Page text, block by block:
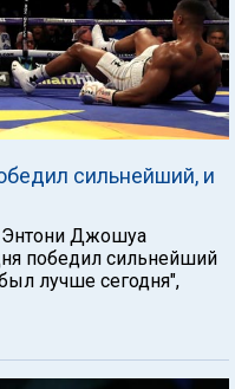
сильнейший, и
Энтони Джошуа
победил сильнейший
лучше сегодня",